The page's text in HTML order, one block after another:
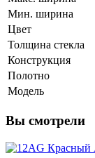
Мин. ширина
Цвет
Толщина стекла
Конструкция
Полотно
Модель
Вы смотрели